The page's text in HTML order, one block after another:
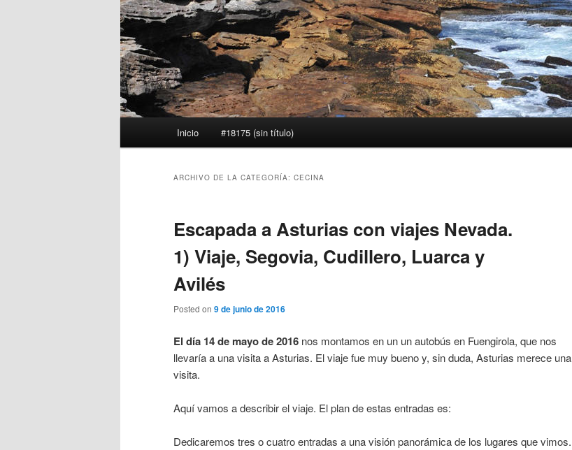
Inicio #18175 (sin título)
ARCHIVO DE LA CATEGORÍA: CECINA
Escapada a Asturias con viajes Nevada.
1) Viaje, Segovia, Cudillero, Luarca y
Avilés
Posted on 9 de junio de 2016
El día 14 de mayo de 2016 nos montamos en un un autobús en Fuengirola, que nos
llevaría a una visita a Asturias. El viaje fue muy bueno y, sin duda, Asturias merece una
visita.
Aquí vamos a describir el viaje. El plan de estas entradas es:
Dedicaremos tres o cuatro entradas a una visión panorámica de los lugares que vimos.